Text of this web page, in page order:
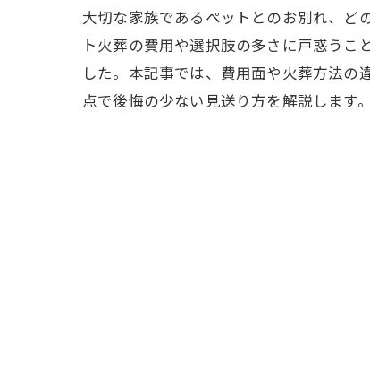
大切な家族であるペットとのお別れ、ど
ト火葬の費用や選択肢の多さに戸惑う
した。本記事では、費用面や火葬方法
点で後悔の少ない見送り方を解説します